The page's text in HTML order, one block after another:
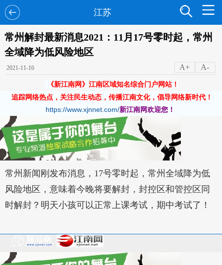
江苏
常州解封最新消息2021：11月17号零时起，常州
全域降为低风险地区
2021-11-16 A+ A-
《新江南网》江南区域知名综合门户网站！
追踪网络热点，关注民生动态，传播江南文化，倡导网络新时代！
https://www.xjnnet.com/新江南网欢迎您！
常州新闻刚发布消息，17号零时起，常州全域降为低
风险地区，意味着今晚将要解封，封控区和管控区同
时解封？明天小孩可以正常上课考试，期中考试了！